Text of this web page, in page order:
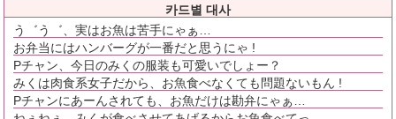
카드별 대사
う゛う゛、実はお魚は苦手にゃぁ…
お弁当にはハンバーグが一番だと思うにゃ !
Pチャン、今日のみくの服装も可愛いでしょー？
みくは肉食系女子だから、お魚食べなくても問題ないもん !
Pチャンにあーんされても、お魚だけは勘弁にゃぁ…